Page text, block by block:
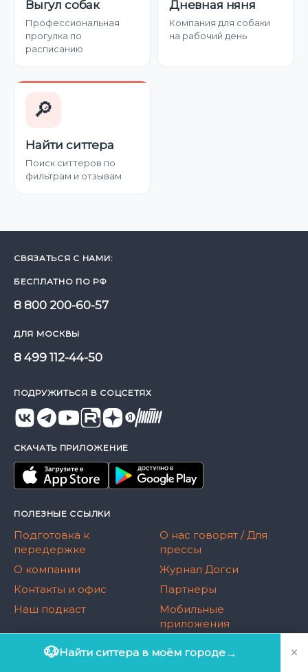
Выгул собак
Профессиональная
прогулка по
расписанию
Дневная няня
Компания для собаки
на рабочий день
🔎
Найти ситтера
Поиск ситтеров по
фильтрам и отзывам
СВЯЗАТЬСЯ С НАМИ:
БЕСПЛАТНО ПО РФ
8 800 200-60-57
ДЛЯ МОСКВЫ
8 499 112-44-50
ПОДРУЖИТЬСЯ В СОЦСЕТЯХ
СКАЧАТЬ ПРИЛОЖЕНИЕ
ПОЛЕЗНЫЕ ССЫЛКИ
Подготовка к
передержке
О компании
Контакты и офис
Наш подкаст
О нас говорят / Для
прессы
Журнал Догси
Партнеры
Мобильные
приложения
🐶Найти ситтера в моём городе→ ×